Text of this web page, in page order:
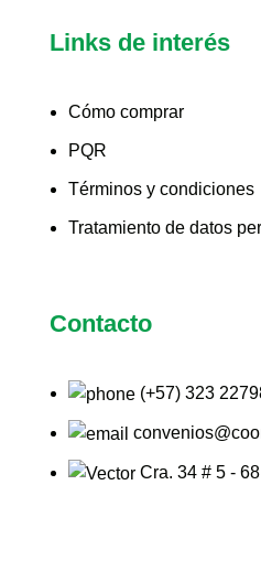
Links de interés
Cómo comprar
PQR
Términos y condiciones
Tratamiento de datos
Contacto
(+57) 323
Cra. 34 # 5 -